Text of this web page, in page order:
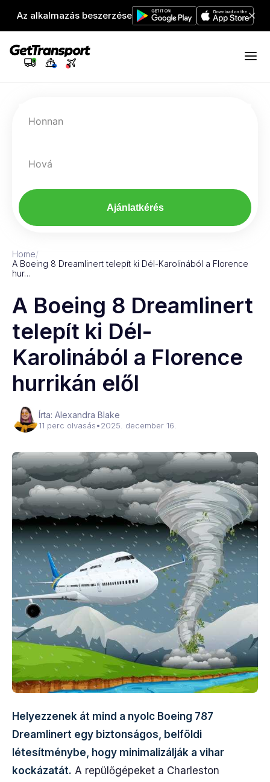
Az alkalmazás beszerzése
Honnan
Hová
Ajánlatkérés
Home/
A Boeing 8 Dreamlinert telepít ki Dél-Karolinából a Florence
hur…
A Boeing 8 Dreamlinert
telepít ki Dél-
Karolinából a Florence
hurrikán elől
Írta: Alexandra Blake
11 perc olvasás•2025. december 16.
Helyezzenek át mind a nyolc Boeing 787
Dreamlinert egy biztonságos, belföldi
létesítménybe, hogy minimalizálják a vihar
kockázatát. A repülőgépeket a Charleston